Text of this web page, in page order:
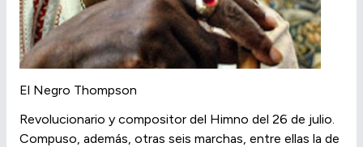
El Negro Thompson
Revolucionario y compositor del Himno del 26 de julio.
Compuso, además, otras seis marchas, entre ellas la de